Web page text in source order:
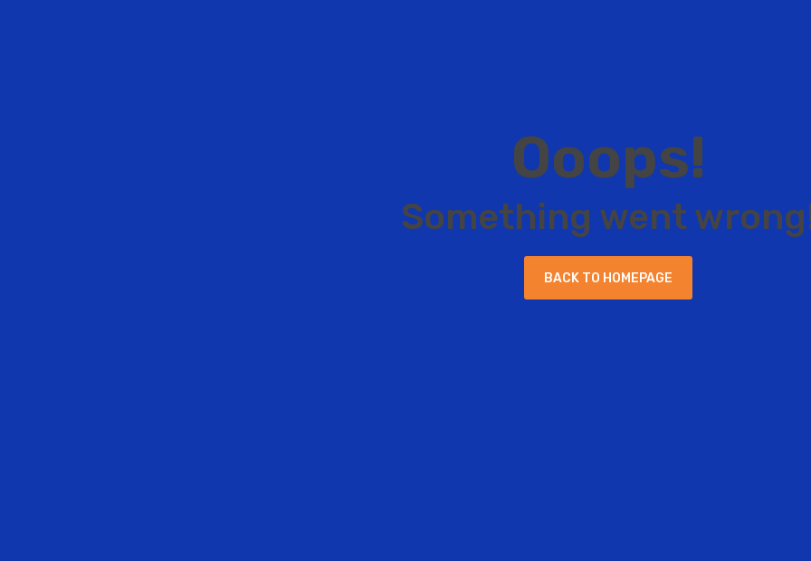
Ooops!
Something went wrong
BACK TO HOM EPAG E